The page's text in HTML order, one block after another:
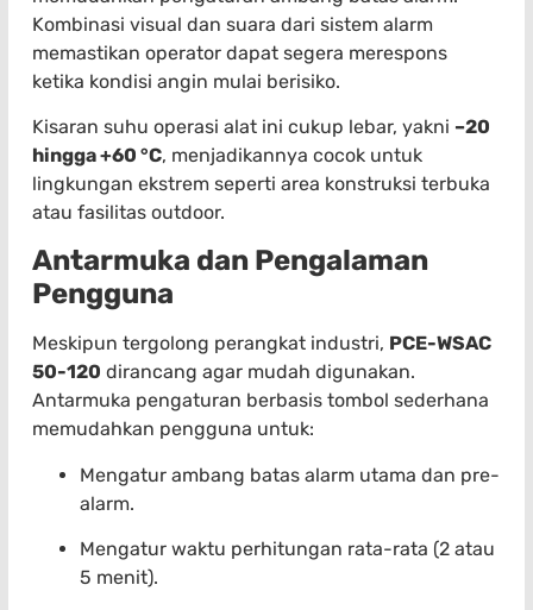
Kombinasi visual dan suara dari sistem alarm
memastikan operator dapat segera merespons
ketika kondisi angin mulai berisiko.
Kisaran suhu operasi alat ini cukup lebar, yakni –20
hingga +60 °C, menjadikannya cocok untuk
lingkungan ekstrem seperti area konstruksi terbuka
atau fasilitas outdoor.
Antarmuka dan Pengalaman
Pengguna
Meskipun tergolong perangkat industri, PCE-WSAC
50-120 dirancang agar mudah digunakan.
Antarmuka pengaturan berbasis tombol sederhana
memudahkan pengguna untuk:
Mengatur ambang batas alarm utama dan pre-
alarm.
Mengatur waktu perhitungan rata-rata (2 atau
5 menit).